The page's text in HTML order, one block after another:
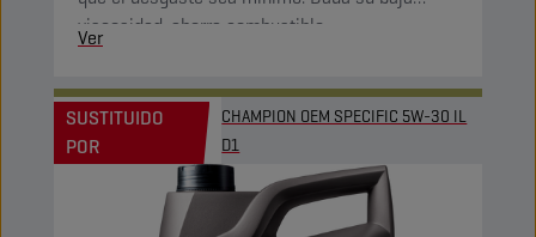
viscosidad, ahorra combustible.
Ver
SUSTITUIDO
POR
CHAMPION OEM SPECIFIC 5W-30 IL
D1